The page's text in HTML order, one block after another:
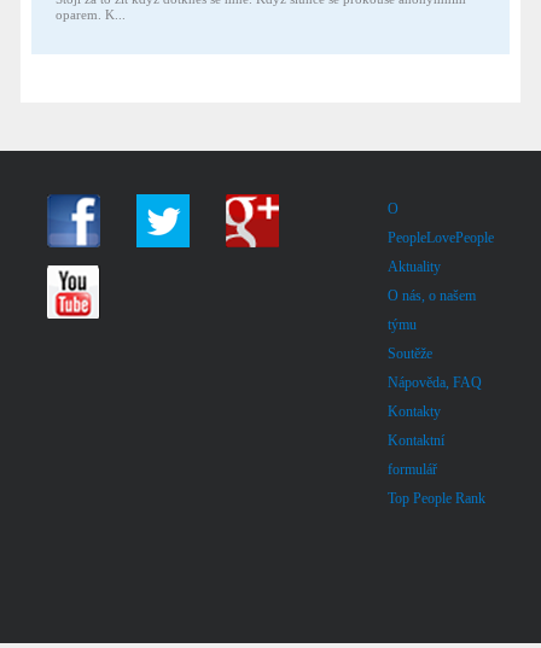
oparem. K...
O
PeopleLovePeople
Aktuality
O nás, o našem
týmu
Soutěže
Nápověda, FAQ
Kontakty
Kontaktní
formulář
Top People Rank